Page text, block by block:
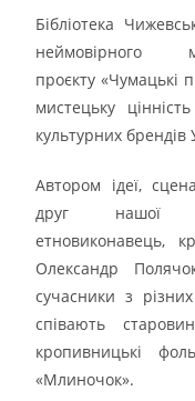
Бібліотека
неймовірного
проєкту «Чумацькі
мистецьку
культурних брендів
Автором ідеї,
друг нашої
етновиконавець,
Олександр
сучасники з
співають
кропивницькі
«Млиночок».